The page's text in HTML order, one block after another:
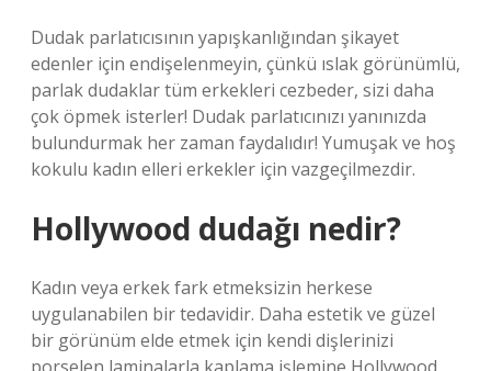
Dudak parlatıcısının yapışkanlığından şikayet
edenler için endişelenmeyin, çünkü ıslak görünümlü,
parlak dudaklar tüm erkekleri cezbeder, sizi daha
çok öpmek isterler! Dudak parlatıcınızı yanınızda
bulundurmak her zaman faydalıdır! Yumuşak ve hoş
kokulu kadın elleri erkekler için vazgeçilmezdir.
Hollywood dudağı nedir?
Kadın veya erkek fark etmeksizin herkese
uygulanabilen bir tedavidir. Daha estetik ve güzel
bir görünüm elde etmek için kendi dişlerinizi